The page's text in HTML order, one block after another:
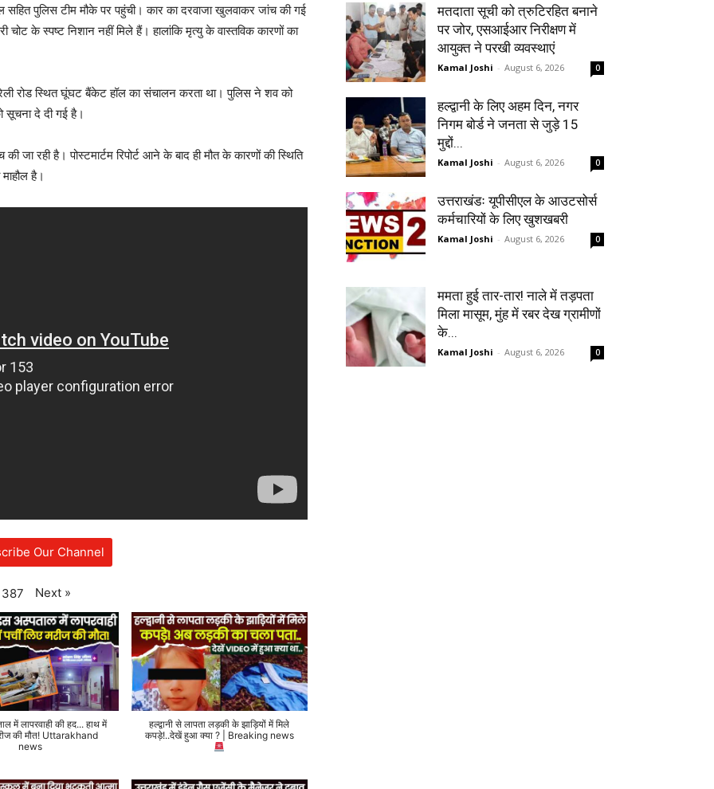
सहित पुलिस टीम मौके पर पहुंची। कार का दरवाजा खुलवाकर जांच की गई
चोट के स्पष्ट निशान नहीं मिले हैं। हालांकि मृत्यु के वास्तविक कारणों का
रोड स्थित घूंघट बैंकेट हॉल का संचालन करता था। पुलिस ने शव को
सूचना दे दी गई है।
रही है। पोस्टमार्टम रिपोर्ट आने के बाद ही मौत के कारणों की स्थिति
है।
Our Channel
387 Next »
में लापरवाही की हद... हाथ में
की मौत! Uttarakhand
news
हल्द्वानी से लापता लड़की के झाड़ियों में मिले
कपड़े!..देखें हुआ क्या ? | Breaking news
मतदाता सूची को त्रुटिरहित बनाने
पर जोर, एसआईआर निरीक्षण में
आयुक्त ने परखी व्यवस्थाएं
Kamal Joshi - August 6, 2026 0
हल्द्वानी के लिए अहम दिन, नगर
निगम बोर्ड ने जनता से जुड़े 15
मुद्दों...
Kamal Joshi - August 6, 2026 0
उत्तराखंडः यूपीसीएल के आउटसोर्स
कर्मचारियों के लिए खुशखबरी
Kamal Joshi - August 6, 2026 0
ममता हुई तार-तार! नाले में तड़पता
मिला मासूम, मुंह में रबर देख ग्रामीणों
के...
Kamal Joshi - August 6, 2026 0